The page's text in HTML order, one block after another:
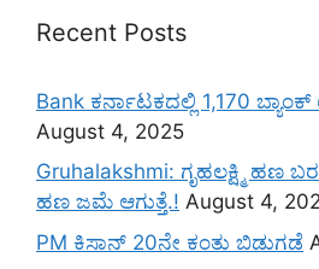
Recent Posts
Bank ಕರ್ನಾಟಕದಲ್ಲಿ 1,170
August 4, 2025
Gruhalakshmi: ಗೃಹಲಕ್ಷ್ಮಿ ಹಣ
ಹಣ ಜಮೆ‌ ಆಗುತ್ತೆ.! August 4,
PM ಕಿಸಾನ್ 20ನೇ ಕಂತು ಬಿಡುಗಡೆ